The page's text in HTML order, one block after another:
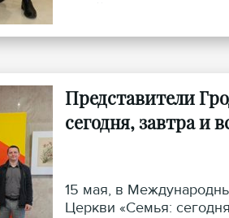
Представители
сегодня, завтра и
15 мая, в
Церкви «Семья: